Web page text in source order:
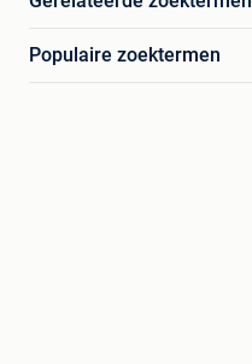
Populaire zoektermen